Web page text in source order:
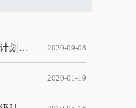
生产管理与生产计划的目标 2020-09-08
2020-01-19